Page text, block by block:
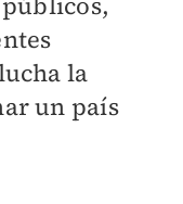
la
un país